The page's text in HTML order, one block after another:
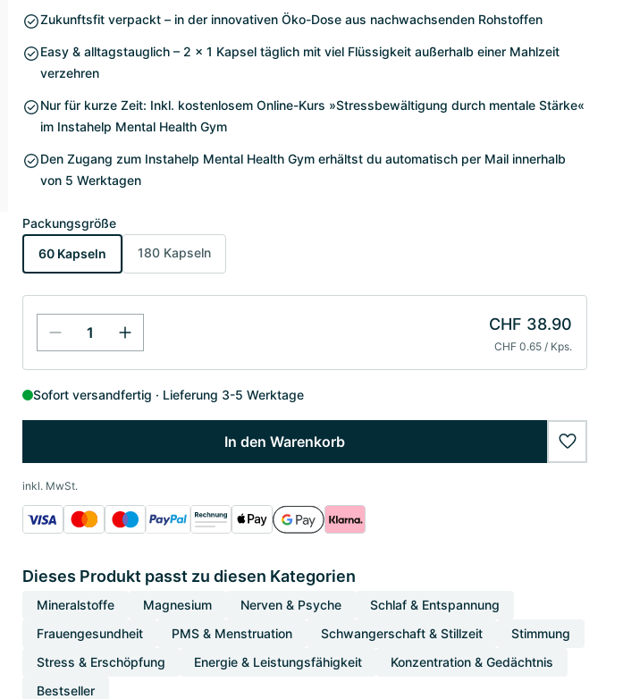
Zukunftsfit verpackt – in der innovativen Öko-Dose aus nachwachsenden Rohstoffen
Easy & alltagstauglich – 2 x 1 Kapsel täglich mit viel Flüssigkeit außerhalb einer Mahlzeit
verzehren
Nur für kurze Zeit: Inkl. kostenlosem Online-Kurs »Stressbewältigung durch mentale Stärke«
im Instahelp Mental Health Gym
Den Zugang zum Instahelp Mental Health Gym erhältst du automatisch per Mail innerhalb
von 5 Werktagen
Packungsgröße
60 Kapseln
180 Kapseln
CHF 38.90
CHF 0.65 / Kps.
Sofort versandfertig Lieferung 3-5 Werktage
In den Warenkorb
inkl. MwSt.
Dieses Produkt passt zu diesen Kategorien
Mineralstoffe Magnesium Nerven & Psyche
Schlaf & Entspannung
Frauengesundheit
PMS & Menstruation Schwangerschaft & Stillzeit
Stimmung
Stress & Erschöpfung
Energie & Leistungsfähigkeit
Konzentration & Gedächtnis
Bestseller